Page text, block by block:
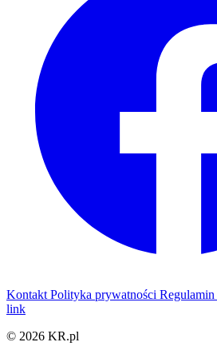
Kontakt Polityka prywatności Regulamin
link
© 2026 KR.pl